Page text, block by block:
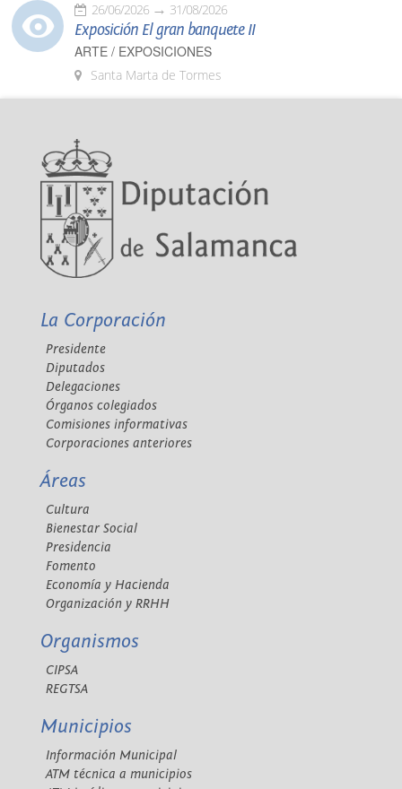
26/06/2026 31/08/2026
Exposición El gran banquete II
ARTE / EXPOSICIONES
Santa Marta de Tormes
La Corporación
Presidente
Diputados
Delegaciones
Órganos colegiados
Comisiones informativas
Corporaciones anteriores
Áreas
Cultura
Bienestar Social
Presidencia
Fomento
Economía y Hacienda
Organización y RRHH
Organismos
CIPSA
REGTSA
Municipios
Información Municipal
ATM técnica a municipios